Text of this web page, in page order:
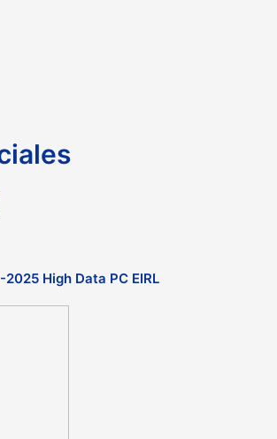
High Data PC EIRL